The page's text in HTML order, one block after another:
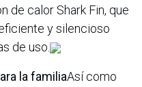
de calor Shark Fin, que
y silencioso
de uso.
la familiaAsí como